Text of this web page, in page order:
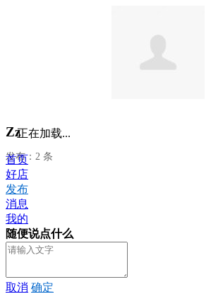
Zz
发布：2 条
正在加载...
首页
好店
发布
消息
我的
随便说点什么
取消 确定